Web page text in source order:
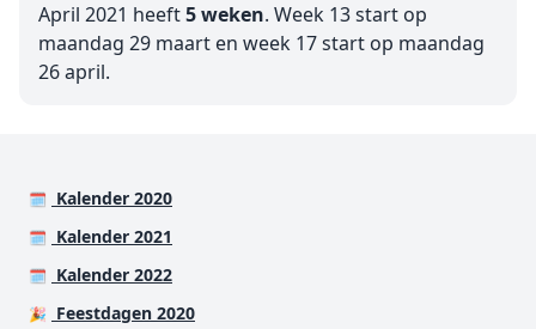
April 2021 heeft5 weken. Week 13 start op
maandag 29 maart en week 17 start op maandag
26 april.
🗓️ Kalender 2020
🗓️ Kalender 2021
🗓️ Kalender 2022
🎉 Feestdagen 2020